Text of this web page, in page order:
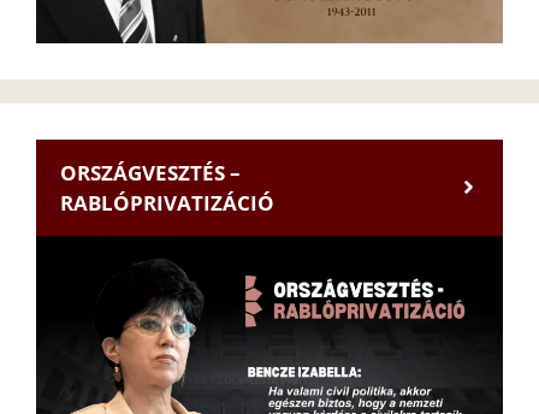
ORSZÁGVESZTÉS –
RABLÓPRIVATIZÁCIÓ